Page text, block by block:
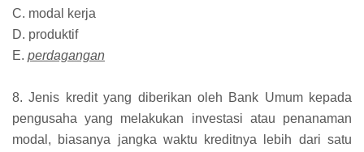
C. modal kerja
D. produktif
E. perdagangan
8. Jenis kredit yang diberikan oleh Bank Umum kepada
pengusaha yang melakukan investasi atau penanaman
modal, biasanya jangka waktu kreditnya lebih dari satu